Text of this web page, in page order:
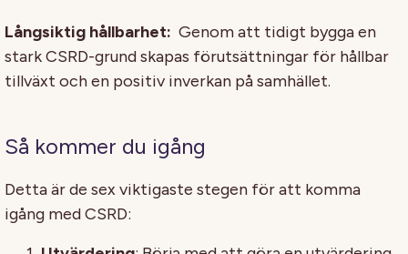
Långsiktig hållbarhet: Genom att tidigt bygga en
stark CSRD-grund skapas förutsättningar för hållbar
tillväxt och en positiv inverkan på samhället.
Så kommer du igång
Detta är de sex viktigaste stegen för att komma
igång med CSRD: